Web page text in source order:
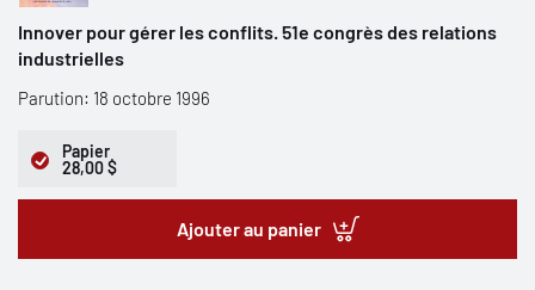
Innover pour gérer les conflits. 51e congrès des relations
industrielles
Parution: 18 octobre 1996
Papier
28,00 $
Ajouter au panier